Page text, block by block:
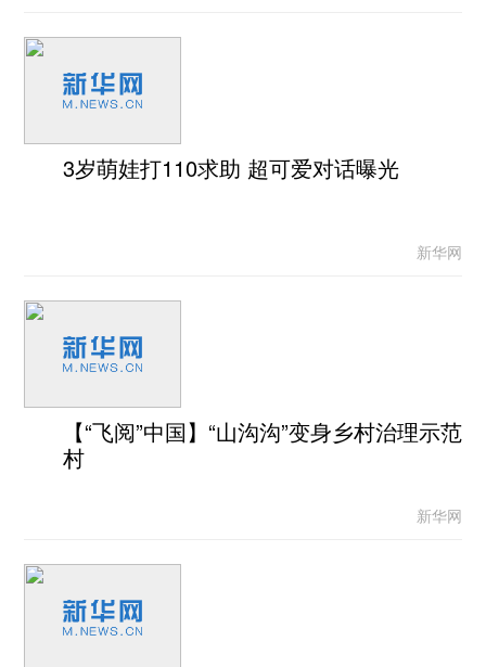
3岁萌娃打110求助 超可爱对话曝光
新华网
【“飞阅”中国】“山沟沟”变身乡村治理示范
村
新华网